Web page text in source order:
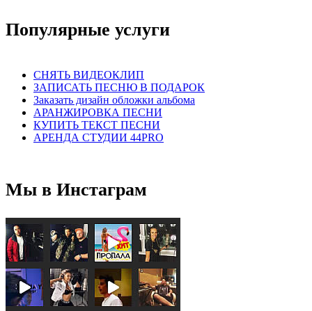
Популярные услуги
СНЯТЬ ВИДЕОКЛИП
ЗАПИСАТЬ ПЕСНЮ В ПОДАРОК
Заказать дизайн обложки альбома
АРАНЖИРОВКА ПЕСНИ
КУПИТЬ ТЕКСТ ПЕСНИ
АРЕНДА СТУДИИ 44PRO
Мы в Инстаграм